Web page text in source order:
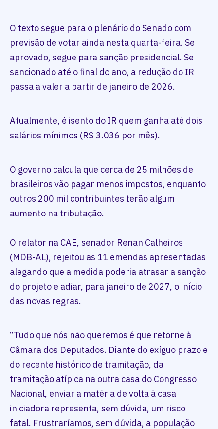
O texto segue para o plenário do Senado com
previsão de votar ainda nesta quarta-feira. Se
aprovado, segue para sanção presidencial. Se
sancionado até o final do ano, a redução do IR
passa a valer a partir de janeiro de 2026.
Atualmente, é isento do IR quem ganha até dois
salários mínimos (R$ 3.036 por mês).
O governo calcula que cerca de 25 milhões de
brasileiros vão pagar menos impostos, enquanto
outros 200 mil contribuintes terão algum
aumento na tributação.
O relator na CAE, senador Renan Calheiros
(MDB-AL), rejeitou as 11 emendas apresentadas
alegando que a medida poderia atrasar a sanção
do projeto e adiar, para janeiro de 2027, o início
das novas regras.
“Tudo que nós não queremos é que retorne à
Câmara dos Deputados. Diante do exíguo prazo e
do recente histórico de tramitação, da
tramitação atípica na outra casa do Congresso
Nacional, enviar a matéria de volta à casa
iniciadora representa, sem dúvida, um risco
fatal. Frustraríamos, sem dúvida, a população